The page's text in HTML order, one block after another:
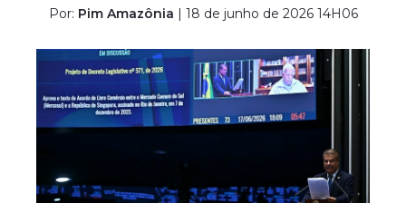
Por: Pim Amazônia | 18 de junho de 2026 14H06